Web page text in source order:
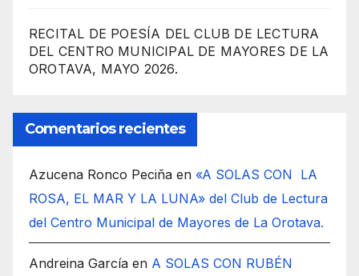
RECITAL DE POESÍA DEL CLUB DE LECTURA
DEL CENTRO MUNICIPAL DE MAYORES DE LA
OROTAVA, MAYO 2026.
Comentarios recientes
Azucena Ronco Peciña en «A SOLAS CON LA
ROSA, EL MAR Y LA LUNA» del Club de Lectura
del Centro Municipal de Mayores de La Orotava.
Andreina García en A SOLAS CON RUBÉN